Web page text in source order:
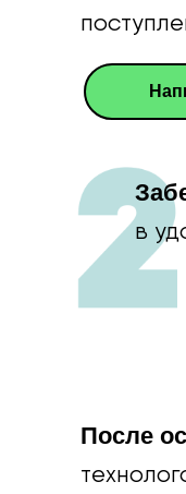
в
После